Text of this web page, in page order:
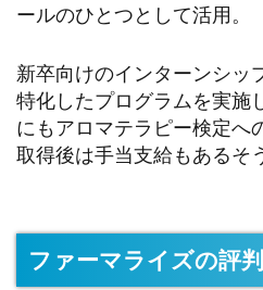
ールのひとつとして活用。
新卒向けのインターンシッ
特化したプログラムを実施
にもアロマテラピー検定へ
取得後は手当支給もあるそ
ファーマライズの評